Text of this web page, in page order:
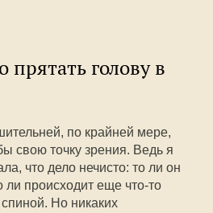
прятать голову в
по крайней мере,
свою точку зрения. Ведь я
что дело нечисто: то ли он
ли происходит еще что-то
Но никаких